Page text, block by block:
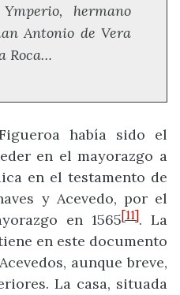
hermano
Antonio de Vera
Roca…
había sido el
en el mayorazgo a
en el testamento de
y Acevedo, por el
en 1565[11]. La
en este documento
aunque breve,
La casa, situada